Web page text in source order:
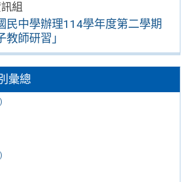
組
民中學辦理114學年度第二學期
教師研習」
彙總